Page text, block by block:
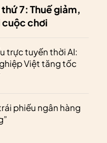
7: Thuế giảm,
cuộc chơi
trực tuyến thời AI:
Việt tăng tốc
phiếu ngân hàng